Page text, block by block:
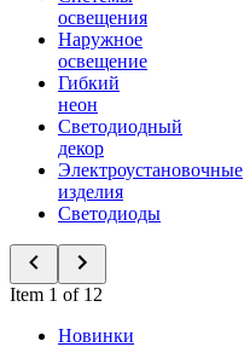
освещения
Наружное
освещение
Гибкий
неон
Светодиодный
декор
Электроустановочные
изделия
Светодиоды
Item 1 of 12
Новинки